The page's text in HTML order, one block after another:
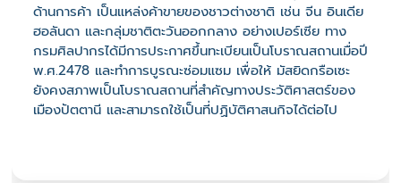
ด้านการค้า เป็นแหล่งค้าขายของชาวต่างชาติ เช่น จีน อินเดีย
ฮอลันดา และกลุ่มชาติตะวันออกกลาง อย่างเปอร์เซีย ทาง
กรมศิลปากรได้มีการประกาศขึ้นทะเบียนเป็นโบราณสถานเมื่อปี
พ.ศ.2478 และทำการบูรณะซ่อมแซม เพื่อให้ มัสยิดกรือเซะ
ยังคงสภาพเป็นโบราณสถานที่สำคัญทางประวัติศาสตร์ของ
เมืองปัตตานี และสามารถใช้เป็นที่ปฏิบัติศาสนกิจได้ต่อไป